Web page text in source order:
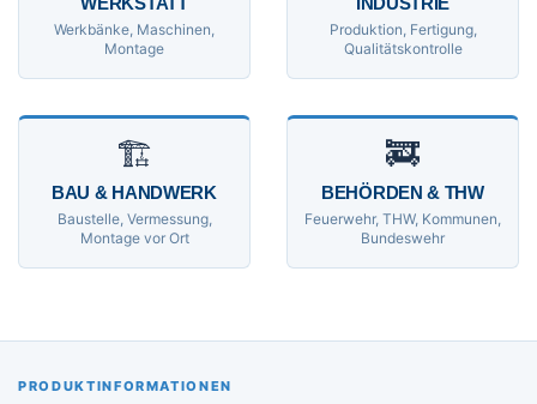
Werkbänke, Maschinen,
Montage
Produktion, Fertigung,
Qualitätskontrolle
🏗
BAU & HANDWERK
Baustelle, Vermessung,
Montage vor Ort
🚒
BEHÖRDEN & THW
Feuerwehr, THW, Kommunen,
Bundeswehr
PRODUKTINFORMATIONEN